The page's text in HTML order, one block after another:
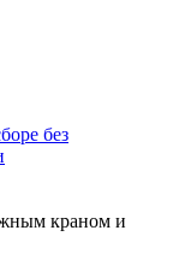
без
краном и